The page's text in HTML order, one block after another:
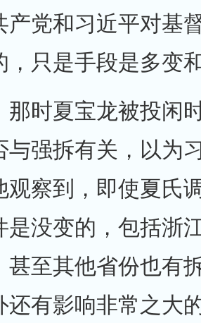
产党和习近平对基
，只是手段是多变
那时夏宝龙被投闲
与强拆有关，以为
观察到，即使夏氏
是没变的，包括浙
甚至其他省份也有
还有影响非常之大